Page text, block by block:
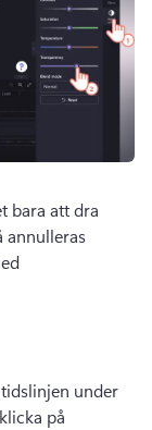
bara att dra
annulleras
under
på